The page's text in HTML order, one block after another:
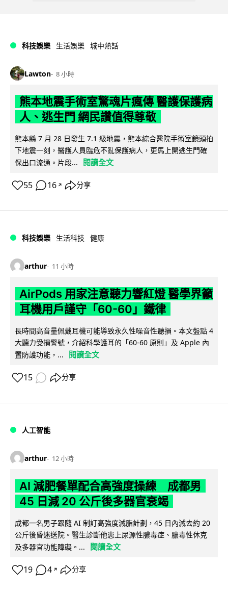
科技娛樂 生活娛樂 城中熱話
Lawton 8 小時
熊本地震手術室驚魂片瘋傳 醫護保護病
人、逃生門 網民讚值得尊敬
熊本縣 7 月 28 日發生 7.1 級地震，熊本綜合醫院手術室鏡頭拍
下地震一刻，醫護人員臨危不亂保護病人，更馬上開逃生門確
保出口流通。片段...
閱讀全文
55 16 ↗ 分享
科技娛樂 生活科技 健康
arthur 11 小時
AirPods 用家注意聽力響紅燈 醫學界籲
耳機用戶謹守「60-60」鐵律
長時間高音量佩戴耳機可能導致永久性噪音性聽損。本文盤點 4
大聽力受損警號，介紹科學護耳的「60-60 原則」及 Apple 內
置防護功能，...
閱讀全文
15 分享
人工智能
arthur 12 小時
AI 減肥餐單配合高強度操練 成都男
45 日減 20 公斤後多器官衰竭
成都一名男子跟隨 AI 制訂高強度減脂計劃，45 日內減去約 20
公斤後昏迷送院。醫生診斷他患上尿源性膿毒症、膿毒性休克
及多器官功能障礙。...
閱讀全文
19 4 ↗ 分享